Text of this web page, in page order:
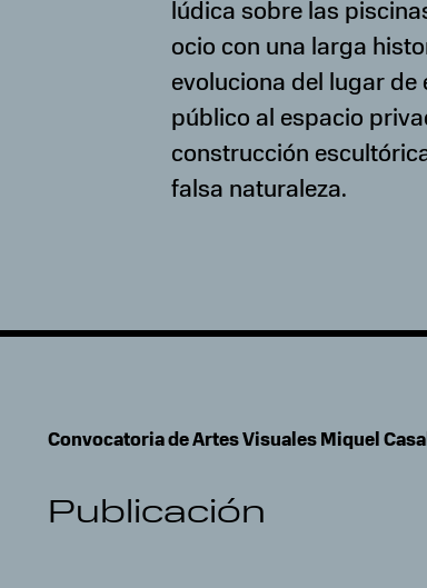
lúdica sobre las
ocio con una larga
evoluciona del lugar de
público al espacio
construcción
falsa naturaleza.
Convocatoria de Artes Visuales Miquel
Publicación